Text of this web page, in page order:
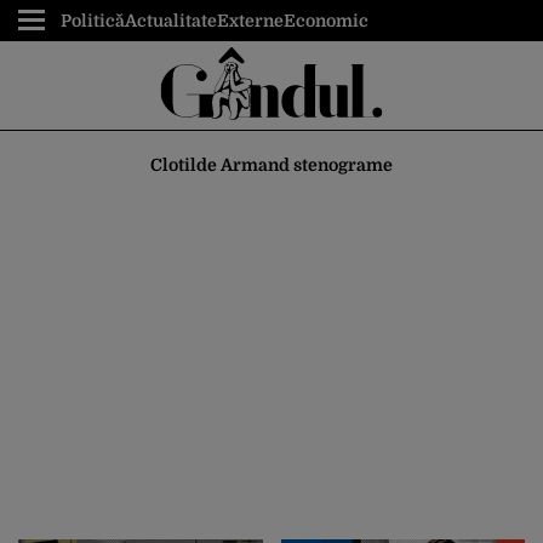
PoliticăActualitateExterneEconomic
Clotilde Armand stenograme